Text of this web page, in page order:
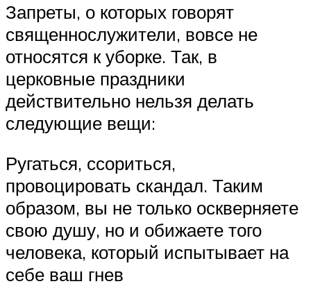
Запреты, о которых говорят
священнослужители, вовсе не
относятся к уборке. Так, в
церковные праздники
действительно нельзя делать
следующие вещи:
Ругаться, ссориться,
провоцировать скандал. Таким
образом, вы не только оскверняете
свою душу, но и обижаете того
человека, который испытывает на
себе ваш гнев